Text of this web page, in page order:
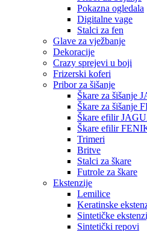
Pokazna ogledala
Digitalne vage
Stalci za fen
Glave za vježbanje
Dekoracije
Crazy sprejevi u boji
Frizerski koferi
Pribor za šišanje
Škare za šišanje
Škare za šišanje
Škare efilir
Škare efilir
Trimeri
Britve
Stalci za škare
Futrole za škare
Ekstenzije
Lemilice
Keratinske
Sintetičke
Sintetički repovi